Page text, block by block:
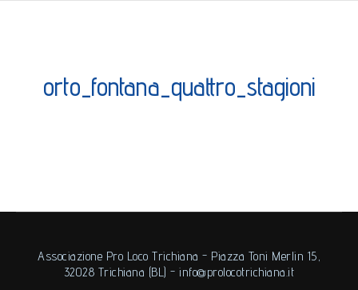
orto_fontana_quattro_stagioni
Associazione Pro Loco Trichiana - Piazza Toni Merlin 15,
32028 Trichiana (BL) -info@prolocotrichiana.it